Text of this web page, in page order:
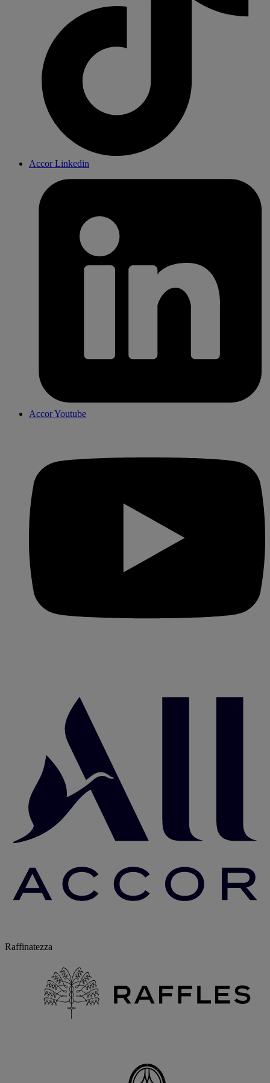
Accor Linkedin
Accor Youtube
Raffinatezza